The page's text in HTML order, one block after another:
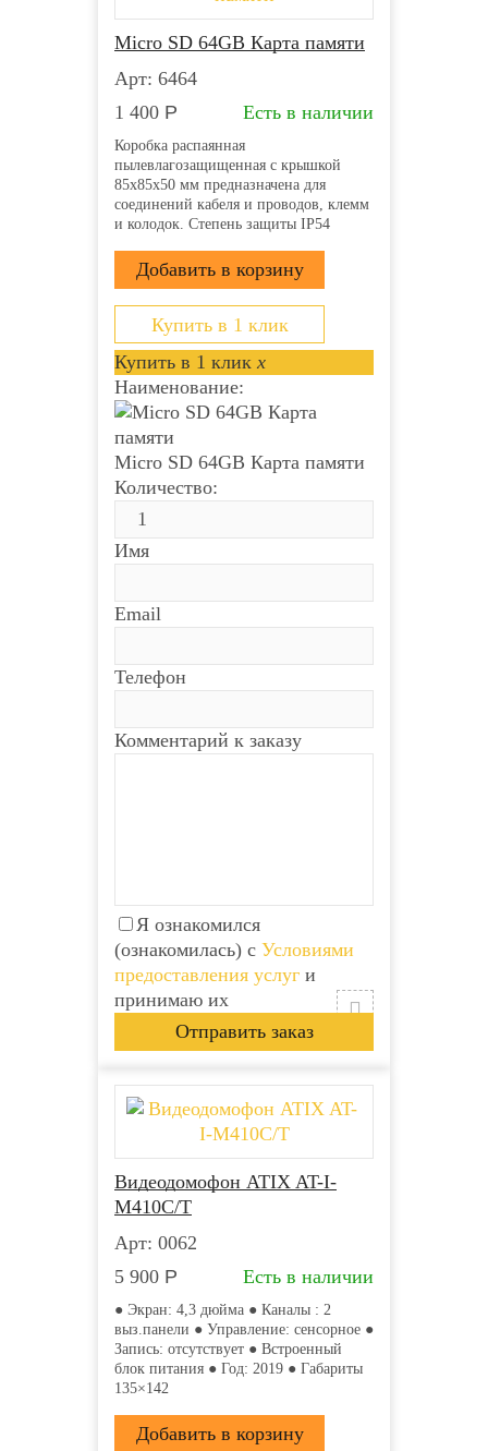
Micro SD 64GB Карта памяти
Арт: 6464
1 400 Р Есть в наличии
Коробка распаянная
пылевлагозащищенная с крышкой
85х85х50 мм предназначена для
соединений кабеля и проводов, клемм
и колодок. Степень защиты IP54
от ударов, пыли и влаги. Она
производится из прочного пластика
полипропилена и применяется для
открытой проводки....
Купить в 1 клик
Купить в 1 клик x
Наименование:
Micro SD 64GB Карта памяти
Количество:
Имя
Email
Телефон
Комментарий к заказу
Я ознакомился
(ознакомилась) с Условиями
предоставления услуг и
принимаю их
Видеодомофон ATIX AT-I-
М410C/T
Арт: 0062
5 900 Р Есть в наличии
● Экран: 4,3 дюйма ● Каналы : 2
выз.панели ● Управление: сенсорное ●
Запись: отсутствует ● Встроенный
блок питания ● Год: 2019 ● Габариты
135×142